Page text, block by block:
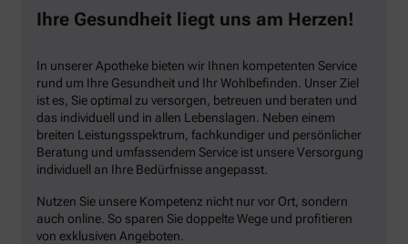
Ihre Gesundheit liegt uns am Herzen!
In unserer Apotheke bieten wir Ihnen kompetenten Service
rund um Ihre Gesundheit und Ihr Wohlbefinden. Unser Ziel
ist es, Sie optimal zu versorgen, betreuen und beraten und
das individuell und in allen Lebenslagen. Neben einem
breiten Leistungsspektrum, fachkundiger und persönlicher
Beratung und umfassendem Service ist unsere Versorgung
individuell an Ihre Bedürfnisse angepasst.
Nutzen Sie unsere Kompetenz nicht nur vor Ort, sondern
auch online. So sparen Sie doppelte Wege und profitieren
von exklusiven Angeboten.